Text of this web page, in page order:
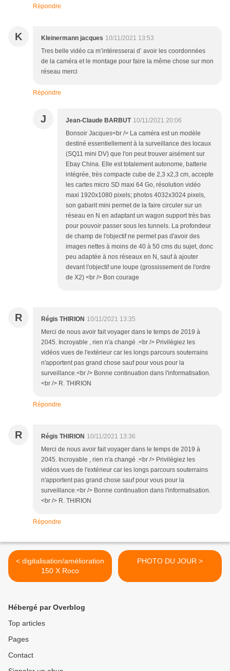
Répondre
K Kleinermann jacques 10/11/2021 13:53
Tres belle vidéo ca m’intéresserai d’ avoir les coordonnées
de la caméra et le montage pour faire la même chose sur mon
réseau merci
Répondre
J Jean-Claude BARBUT 10/11/2021 20:06
Bonsoir Jacques<br /> La caméra est un modèle
destiné essentiellement à la surveillance des locaux
(SQ11 mini DV) que l'on peut trouver aisément sur
Ebay China. Elle est totalement autonome, batterie
intégrée, très compacte cube de 2,3 x2,3 cm, accepte
les cartes micro SD maxi 64 Go, résolution vidéo
maxi 1920x1080 pixels; photos 4032x3024 pixels,
son gabarit mini permet de la faire circuler sur un
réseau en N en adaptant un wagon support très bas
pour pouvoir passer sous les tunnels. La profondeur
de champ de l'objectif ne permet pas d'avoir des
images nettes à moins de 40 à 50 cms du sujet, donc
peu adaptée à nos réseaux en N, sauf à ajouter
devant l'objectif une loupe (grossissement de l'ordre
de X2) <br /> Bon courage
R Régis THIRION 10/11/2021 13:35
Merci de nous avoir fait voyager dans le temps de 2019 à
2045. Incroyable , rien n'a changé .<br /> Privilégiez les
vidéos vues de l'extérieur car les longs parcours souterrains
n'apportent pas grand chose sauf pour vous pour la
surveillance.<br /> Bonne continuation dans l'informatisation.
<br /> R. THIRION
Répondre
R Régis THIRION 10/11/2021 13:36
Merci de nous avoir fait voyager dans le temps de 2019 à
2045. Incroyable , rien n'a changé .<br /> Privilégiez les
vidéos vues de l'extérieur car les longs parcours souterrains
n'apportent pas grand chose sauf pour vous pour la
surveillance.<br /> Bonne continuation dans l'informatisation.
<br /> R. THIRION
Répondre
< digitalisation/amélioration
150 X Roco
PHOTO DU JOUR >
Hébergé par Overblog
Top articles
Pages
Contact